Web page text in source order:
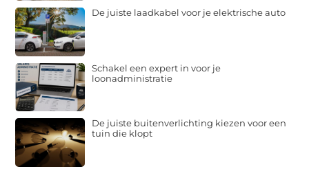
De juiste laadkabel voor je elektrische auto
Schakel een expert in voor je
loonadministratie
De juiste buitenverlichting kiezen voor een
tuin die klopt